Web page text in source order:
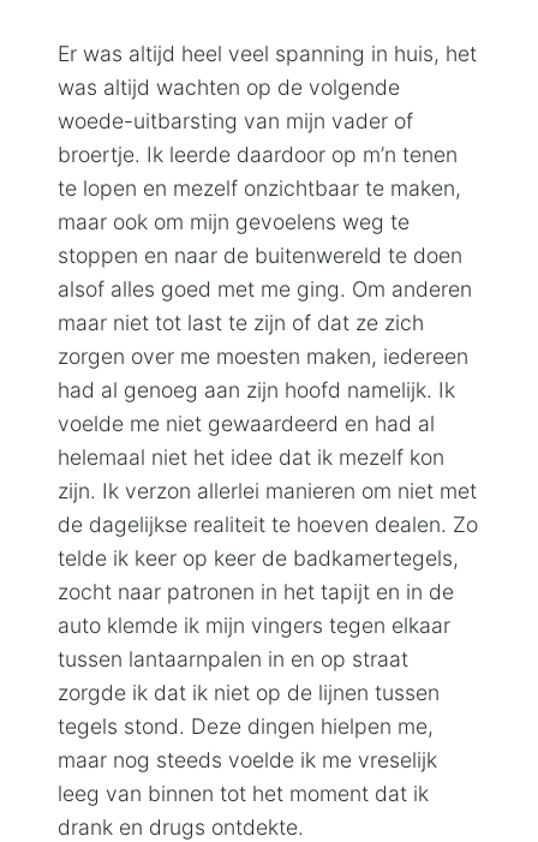
Er was altijd heel veel spanning in huis, het
was altijd wachten op de volgende
woede-uitbarsting van mijn vader of
broertje. Ik leerde daardoor op m’n tenen
te lopen en mezelf onzichtbaar te maken,
maar ook om mijn gevoelens weg te
stoppen en naar de buitenwereld te doen
alsof alles goed met me ging. Om anderen
maar niet tot last te zijn of dat ze zich
zorgen over me moesten maken, iedereen
had al genoeg aan zijn hoofd namelijk. Ik
voelde me niet gewaardeerd en had al
helemaal niet het idee dat ik mezelf kon
zijn. Ik verzon allerlei manieren om niet met
de dagelijkse realiteit te hoeven dealen. Zo
telde ik keer op keer de badkamertegels,
zocht naar patronen in het tapijt en in de
auto klemde ik mijn vingers tegen elkaar
tussen lantaarnpalen in en op straat
zorgde ik dat ik niet op de lijnen tussen
tegels stond. Deze dingen hielpen me,
maar nog steeds voelde ik me vreselijk
leeg van binnen tot het moment dat ik
drank en drugs ontdekte.